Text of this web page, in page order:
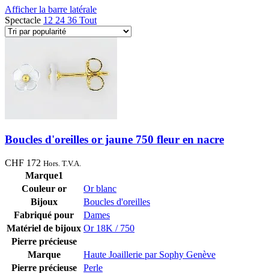
Afficher la barre latérale
Spectacle 12 24 36 Tout
Boucles d'oreilles or jaune 750 fleur en nacre
CHF 172 Hors. T.V.A.
Marque1
Couleur or
Or blanc
Bijoux
Boucles d'oreilles
Fabriqué pour
Dames
Matériel de bijoux Or 18K / 750
Pierre précieuse
Marque
Haute Joaillerie par Sophy Genève
Pierre précieuse
Perle